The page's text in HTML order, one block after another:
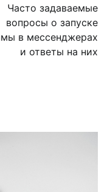
Часто задаваемые
вопросы о запуске
в мессенджерах
и ответы на них